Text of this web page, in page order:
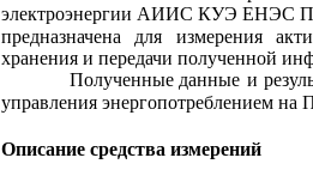
электроэнергии АИИС КУЭ ЕНЭС
предназначена
для измерения
хранения и передачи полученной
Полученные данные и
управления энергопотреблением
Описание средства измерений